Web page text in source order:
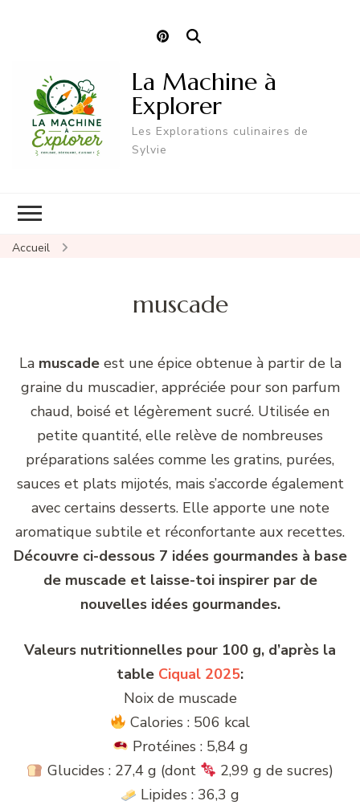
La Machine à
Explorer
Les Explorations culinaires de
Sylvie
Accueil
muscade
La muscadeest une épice obtenue à partir de la
graine du muscadier, appréciée pour son parfum
chaud, boisé et légèrement sucré. Utilisée en
petite quantité, elle relève de nombreuses
préparations salées comme les gratins, purées,
sauces et plats mijotés, mais s’accorde également
avec certains desserts. Elle apporte une note
aromatique subtile et réconfortante aux recettes.
Découvre ci-dessous 7 idées gourmandes à base
de muscade et laisse-toi inspirer par de
nouvelles idées gourmandes.
Valeurs nutritionnelles pour 100 g, d’après la
table Ciqual 2025:
Noix de muscade
Calories : 506 kcal
Protéines : 5,84 g
Glucides : 27,4 g (dont
2,99 g de sucres)
Lipides : 36,3 g